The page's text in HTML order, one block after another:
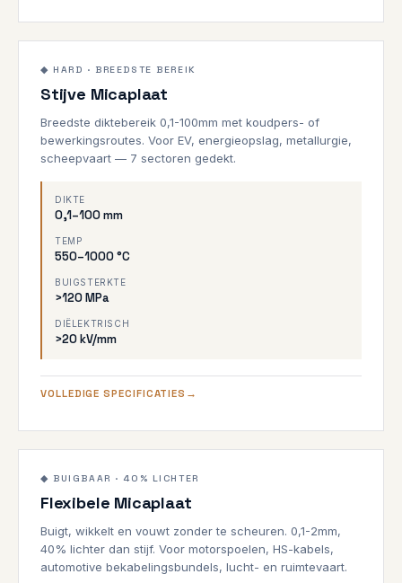
1000°C
HARDE KWALITEIT
◆ HARD · BREEDSTE BEREIK
Stijve Micaplaat
Breedste diktebereik 0,1-100mm met koudpers- of
bewerkingsroutes. Voor EV, energieopslag, metallurgie,
scheepvaart — 7 sectoren gedekt.
DIKTE
0,1–100 mm
TEMP
550–1000 °C
BUIGSTERKTE
>120 MPa
DIËLEKTRISCH
>20 kV/mm
VOLLEDIGE SPECIFICATIES
900°C
BUIGBAAR
◆ BUIGBAAR · 40% LICHTER
Flexibele Micaplaat
Buigt, wikkelt en vouwt zonder te scheuren. 0,1-2mm,
40% lichter dan stijf. Voor motorspoelen, HS-kabels,
automotive bekabelingsbundels, lucht- en ruimtevaart.